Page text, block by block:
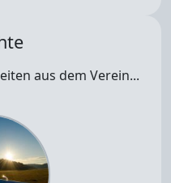
aus dem Verein...